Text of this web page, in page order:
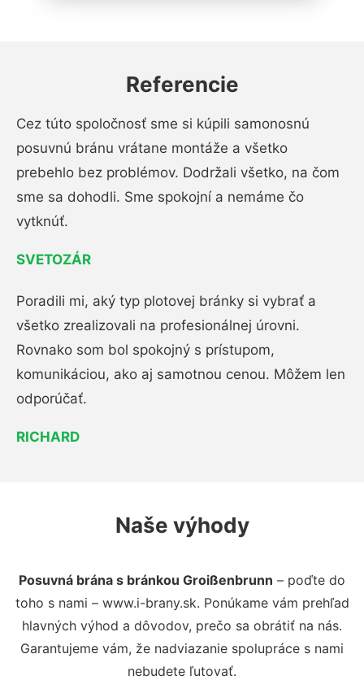
Referencie
Cez túto spoločnosť sme si kúpili samonosnú
posuvnú bránu vrátane montáže a všetko
prebehlo bez problémov. Dodržali všetko, na čom
sme sa dohodli. Sme spokojní a nemáme čo
vytknúť.
SVETOZÁR
Poradili mi, aký typ plotovej bránky si vybrať a
všetko zrealizovali na profesionálnej úrovni.
Rovnako som bol spokojný s prístupom,
komunikáciou, ako aj samotnou cenou. Môžem len
odporúčať.
RICHARD
Naše výhody
Posuvná brána s bránkou Groißenbrunn – poďte do
toho s nami – www.i-brany.sk. Ponúkame vám prehľad
hlavných výhod a dôvodov, prečo sa obrátiť na nás.
Garantujeme vám, že nadviazanie spolupráce s nami
nebudete ľutovať.